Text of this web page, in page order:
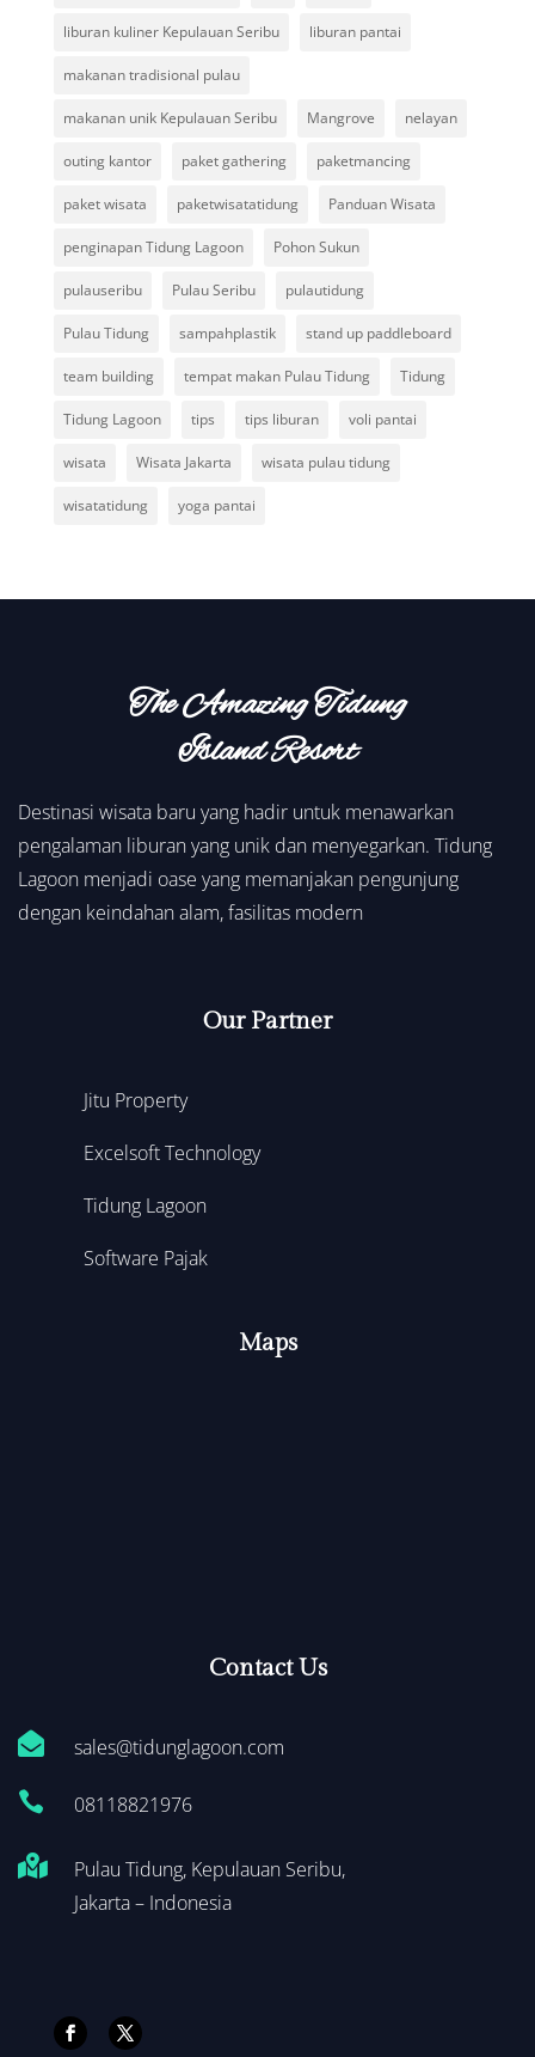
liburan kuliner Kepulauan Seribu liburan pantai
makanan tradisional pulau
makanan unik Kepulauan Seribu Mangrove nelayan
outing kantor paket gathering paketmancing
paket wisata paketwisatatidung Panduan Wisata
penginapan Tidung Lagoon Pohon Sukun
pulauseribu Pulau Seribu pulautidung
Pulau Tidung sampahplastik stand up paddleboard
team building tempat makan Pulau Tidung Tidung
Tidung Lagoon tips tips liburan voli pantai
wisata Wisata Jakarta wisata pulau tidung
wisatatidung yoga pantai
Contact Us
 sales@tidunglagoon.com
 08118821976

Pulau Tidung, Kepulauan Seribu,
Jakarta – Indonesia
The Amazing Tidung
Island Resort
Destinasi wisata baru yang hadir untuk menawarkan
pengalaman liburan yang unik dan menyegarkan. Tidung
Lagoon menjadi oase yang memanjakan pengunjung
dengan keindahan alam, fasilitas modern
Our Partner
Jitu Property
Excelsoft Technology
Tidung Lagoon
Software Pajak
Maps